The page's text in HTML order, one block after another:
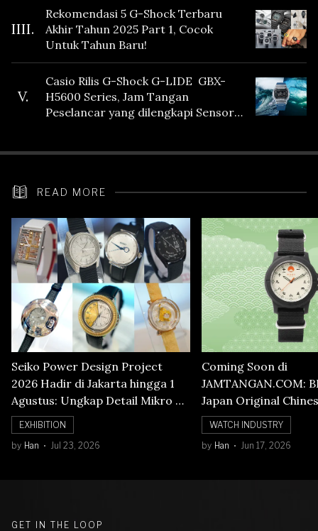
IIII.
Rekomendasi 5 G-Shock Terbaru
Akhir Tahun 2025 Part 1, Cocok
Untuk Tahun Baru!
V.
Casio Rilis G-Shock G-LIDE GBX-
H5600 Series, Jam Tangan
Peselancar yang dilengkapi Sensor
READ MORE
Seiko Power Design Project
2026 Hadir di Jakarta hingga 1
Agustus: Ungkap Detail Mikro di
Balik Seni Watchmaking
EXHIBITION
by Han Jul 23, 2026
Coming Soon di
JAMTANGAN.COM:
Japan Original
Numerals Watch
WATCH INDUSTRY
by Han Jun 17, 2026
GET IN THE LOOP